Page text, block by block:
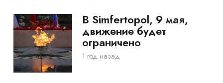
В Simfertopol, 9 мая,
движение будет
ограничено
1 год назад